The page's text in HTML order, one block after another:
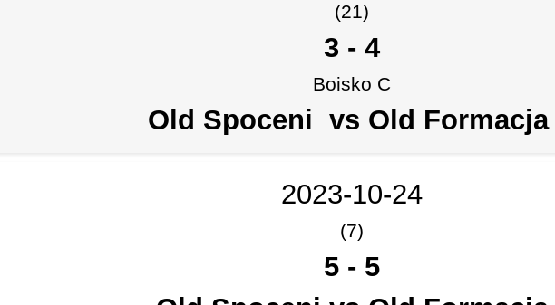
(21)
3 - 4
Boisko C
Old Spoceni vs Old
2023-10-24
(7)
5 - 5